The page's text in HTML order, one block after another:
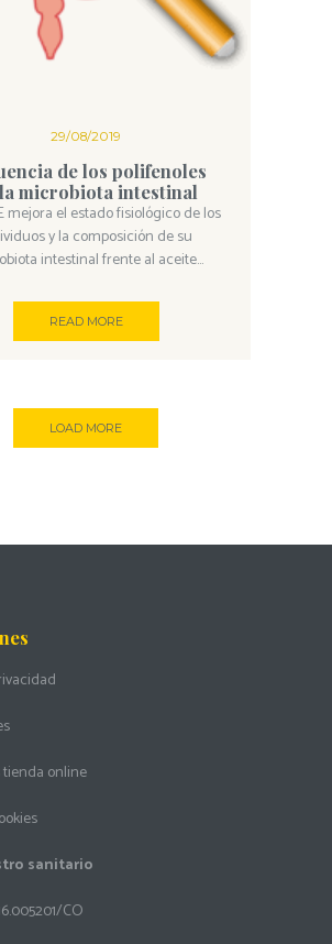
29/08/2019
de los polifenoles
microbiota intestinal
mejora el estado fisiológico de los
y la composición de su
intestinal frente al aceite...
READ MORE
LOAD MORE
online
sanitario
CO